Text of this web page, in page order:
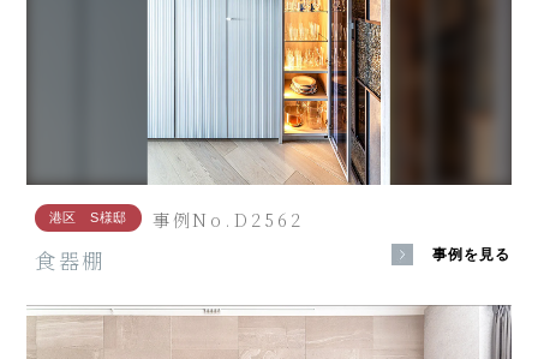
港区 S様邸 事例No.D2562
食器棚 事例を見る